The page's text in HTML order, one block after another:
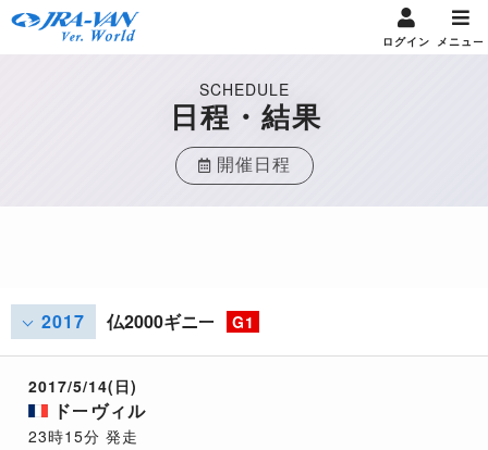
ログイン メニュー
SCHEDULE
日程・結果
開催日程
2017 仏2000ギニー G1
2017/5/14(日)
ドーヴィル
23時15分 発走